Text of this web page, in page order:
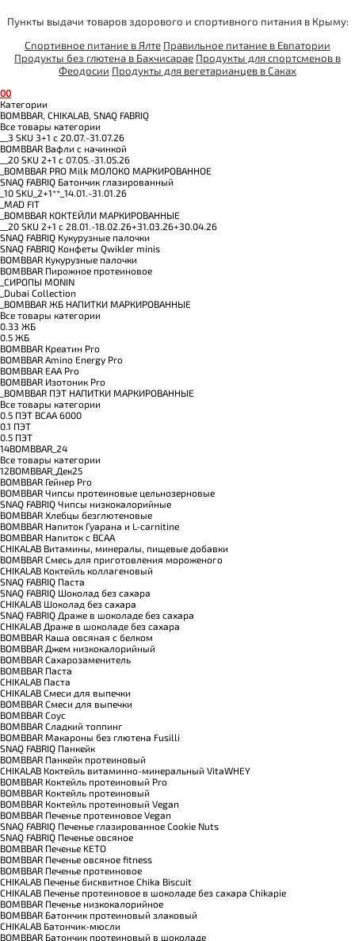
Пункты выдачи товаров здорового и спортивного питания в Крыму:
Спортивное питание в Ялте Правильное питание в Евпатории
Продукты без глютена в Бахчисарае Продукты для спортсменов в
Феодосии Продукты для вегетарианцев в Саках
00
Категории
BOMBBAR, CHIKALAB, SNAQ FABRIQ
Все товары категории
__3 SKU 3+1 с 20.07.-31.07.26
BOMBBAR Вафли с начинкой
__20 SKU 2+1 с 07.05.-31.05.26
_BOMBBAR PRO Milk МОЛОКО МАРКИРОВАННОЕ
SNAQ FABRIQ Батончик глазированный
_10 SKU_2+1**_14.01.-31.01.26
_MAD FIT
_BOMBBAR КОКТЕЙЛИ МАРКИРОВАННЫЕ
__20 SKU 2+1 с 28.01.-18.02.26+31.03.26+30.04.26
SNAQ FABRIQ Кукурузные палочки
SNAQ FABRIQ Конфеты Qwikler minis
BOMBBAR Кукурузные палочки
BOMBBAR Пирожное протеиновое
_CИРОПЫ MONIN
_Dubai Collection
_BOMBBAR ЖБ НАПИТКИ МАРКИРОВАННЫЕ
Все товары категории
0.33 ЖБ
0.5 ЖБ
BOMBBAR Креатин Pro
BOMBBAR Amino Energy Pro
BOMBBAR EAA Pro
BOMBBAR Изотоник Pro
_BOMBBAR ПЭТ НАПИТКИ МАРКИРОВАННЫЕ
Все товары категории
0.5 ПЭТ ВСАА 6000
0.1 ПЭТ
0.5 ПЭТ
14BOMBBAR_24
Все товары категории
12BOMBBAR_Дек25
BOMBBAR Гейнер Pro
BOMBBAR Чипсы протеиновые цельнозерновые
SNAQ FABRIQ Чипсы низкокалорийные
BOMBBAR Хлебцы безглютеновые
BOMBBAR Напиток Гуарана и L-carnitine
BOMBBAR Напиток с BCAA
CHIKALAB Витамины, минералы, пищевые добавки
BOMBBAR Смесь для приготовления мороженого
CHIKALAB Коктейль коллагеновый
SNAQ FABRIQ Паста
SNAQ FABRIQ Шоколад без сахара
CHIKALAB Шоколад без сахара
SNAQ FABRIQ Драже в шоколаде без сахара
CHIKALAB Драже в шоколаде без сахара
BOMBBAR Каша овсяная с белком
BOMBBAR Джем низкокалорийный
BOMBBAR Сахарозаменитель
BOMBBAR Паста
CHIKALAB Паста
CHIKALAB Смеси для выпечки
BOMBBAR Смеси для выпечки
BOMBBAR Соус
BOMBBAR Сладкий топпинг
BOMBBAR Макароны без глютена Fusilli
SNAQ FABRIQ Панкейк
BOMBBAR Панкейк протеиновый
CHIKALAB Коктейль витаминно-минеральный VitaWHEY
BOMBBAR Коктейль протеиновый Pro
BOMBBAR Коктейль протеиновый
BOMBBAR Коктейль протеиновый Vegan
BOMBBAR Печенье протеиновое Vegan
SNAQ FABRIQ Печенье глазированное Cookie Nuts
SNAQ FABRIQ Печенье овсяное
BOMBBAR Печенье KETO
BOMBBAR Печенье овсяное fitness
BOMBBAR Печенье протеиновое
CHIKALAB Печенье бисквитное Chika Biscuit
CHIKALAB Печенье протеиновое в шоколаде без сахара Chikapie
BOMBBAR Печенье низкокалорийное
BOMBBAR Батончик протеиновый злаковый
CHIKALAB Батончик-мюсли
BOMBBAR Батончик протеиновый в шоколаде